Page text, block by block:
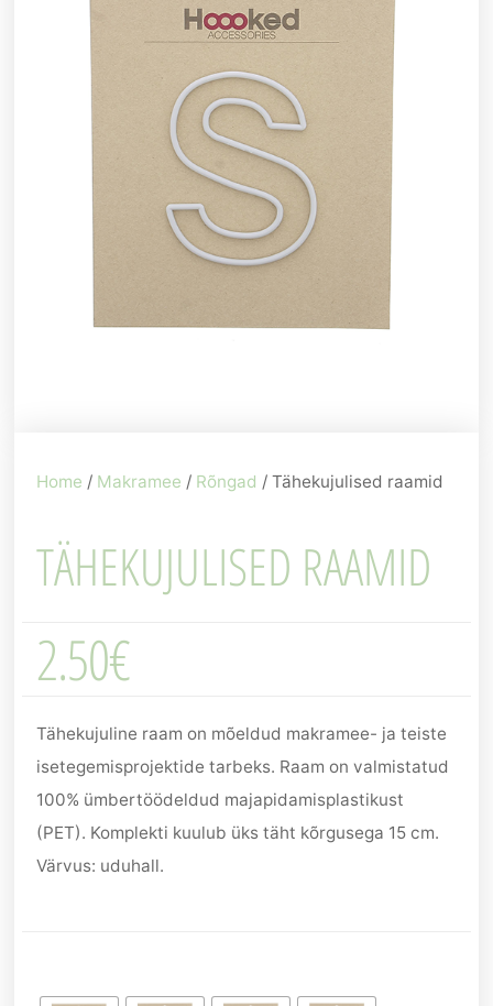
Home / Makramee / Rõngad / Tähekujulised raamid
TÄHEKUJULISED RAAMID
2.50€
Tähekujuline raam on mõeldud makramee- ja teiste
isetegemisprojektide tarbeks. Raam on valmistatud
100% ümbertöödeldud majapidamisplastikust
(PET). Komplekti kuulub üks täht kõrgusega 15 cm.
Värvus: uduhall.